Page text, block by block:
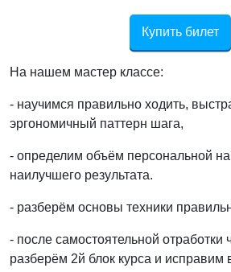
Купить билет
На нашем мастер классе:
- научимся правильно ходить,
эргономичный паттерн шага,
- определим объём персональной
наилучшего результата.
- разберём основы техники
- после самостоятельной отработки
разберём 2й блок курса и